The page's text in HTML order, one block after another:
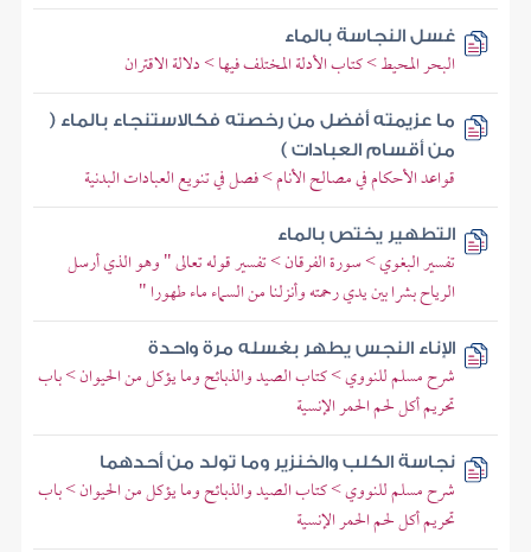
غسل النجاسة بالماء
البحر المحيط > كتاب الأدلة المختلف فيها > دلالة الاقتران
ما عزيمته أفضل من رخصته فكالاستنجاء بالماء (
من أقسام العبادات )
قواعد الأحكام في مصالح الأنام > فصل في تنويع العبادات البدنية
التطهير يختص بالماء
تفسير البغوي > سورة الفرقان > تفسير قوله تعالى " وهو الذي أرسل
الرياح بشرا بين يدي رحمته وأنزلنا من السماء ماء طهورا "
الإناء النجس يطهر بغسله مرة واحدة
شرح مسلم للنووي > كتاب الصيد والذبائح وما يؤكل من الحيوان > باب
تحريم أكل لحم الحمر الإنسية
نجاسة الكلب والخنزير وما تولد من أحدهما
شرح مسلم للنووي > كتاب الصيد والذبائح وما يؤكل من الحيوان > باب
تحريم أكل لحم الحمر الإنسية